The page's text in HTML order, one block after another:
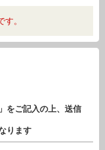
。
をご記入の上、送信
ります